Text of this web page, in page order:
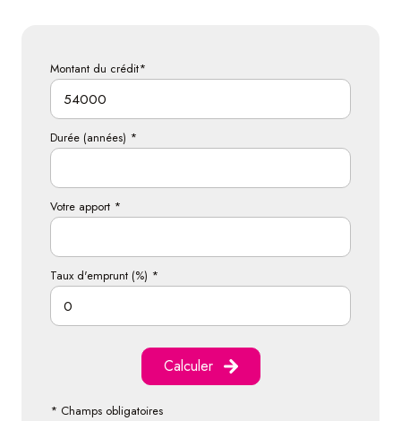
Montant du crédit*
Durée (années) *
Votre apport *
Taux d'emprunt (%) *
Calculer
* Champs obligatoires